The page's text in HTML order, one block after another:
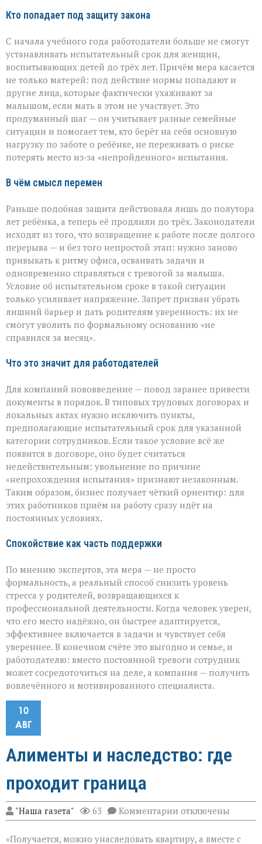
Кто попадает под защиту закона
С начала учебного года работодатели больше не смогут
устанавливать испытательный срок для женщин,
воспитывающих детей до трёх лет. Причём мера касается
не только матерей: под действие нормы попадают и
другие лица, которые фактически ухаживают за
малышом, если мать в этом не участвует. Это
продуманный шаг — он учитывает разные семейные
ситуации и помогает тем, кто берёт на себя основную
нагрузку по заботе о ребёнке, не переживать о риске
потерять место из‑за «непройденного» испытания.
В чём смысл перемен
Раньше подобная защита действовала лишь до полутора
лет ребёнка, а теперь её продлили до трёх. Законодатели
исходят из того, что возвращение к работе после долгого
перерыва — и без того непростой этап: нужно заново
привыкать к ритму офиса, осваивать задачи и
одновременно справляться с тревогой за малыша.
Условие об испытательном сроке в такой ситуации
только усиливает напряжение. Запрет призван убрать
лишний барьер и дать родителям уверенность: их не
смогут уволить по формальному основанию «не
справился за месяц».
Что это значит для работодателей
Для компаний нововведение — повод заранее привести
документы в порядок. В типовых трудовых договорах и
локальных актах нужно исключить пункты,
предполагающие испытательный срок для указанной
категории сотрудников. Если такое условие всё же
появится в договоре, оно будет считаться
недействительным: увольнение по причине
«непрохождения испытания» признают незаконным.
Таким образом, бизнес получает чёткий ориентир: для
этих работников приём на работу сразу идёт на
постоянных условиях.
Спокойствие как часть поддержки
По мнению экспертов, эта мера — не просто
формальность, а реальный способ снизить уровень
стресса у родителей, возвращающихся к
профессиональной деятельности. Когда человек уверен,
что его место надёжно, он быстрее адаптируется,
эффективнее включается в задачи и чувствует себя
увереннее. В конечном счёте это выгодно и семье, и
работодателю: вместо постоянной тревоги сотрудник
может сосредоточиться на деле, а компания — получить
вовлечённого и мотивированного специалиста.
10
АВГ
Алименты и наследство: где
проходит граница
"Наша газета" 63 Комментарии к
записи
и
отключены
«Получается, можно унаследовать квартиру, а вместе с